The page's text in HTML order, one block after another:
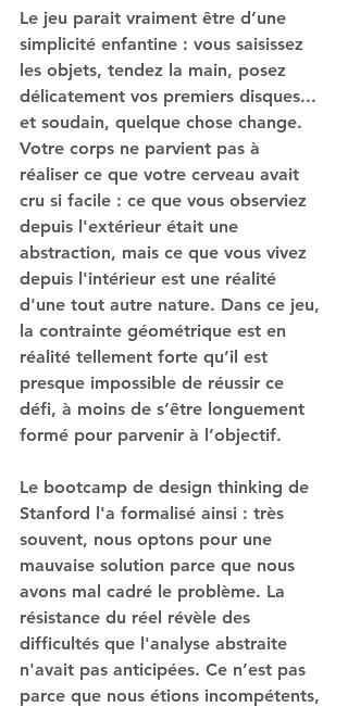
Le jeu parait vraiment être d’une
simplicité enfantine : vous saisissez
les objets, tendez la main, posez
délicatement vos premiers disques...
et soudain, quelque chose change.
Votre corps ne parvient pas à
réaliser ce que votre cerveau avait
cru si facile : ce que vous observiez
depuis l'extérieur était une
abstraction, mais ce que vous vivez
depuis l'intérieur est une réalité
d'une tout autre nature. Dans ce jeu,
la contrainte géométrique est en
réalité tellement forte qu’il est
presque impossible de réussir ce
défi, à moins de s’être longuement
formé pour parvenir à l’objectif.
Le bootcamp de design thinking de
Stanford l'a formalisé ainsi : très
souvent, nous optons pour une
mauvaise solution parce que nous
avons mal cadré le problème. La
résistance du réel révèle des
difficultés que l'analyse abstraite
n'avait pas anticipées. Ce n’est pas
parce que nous étions incompétents,